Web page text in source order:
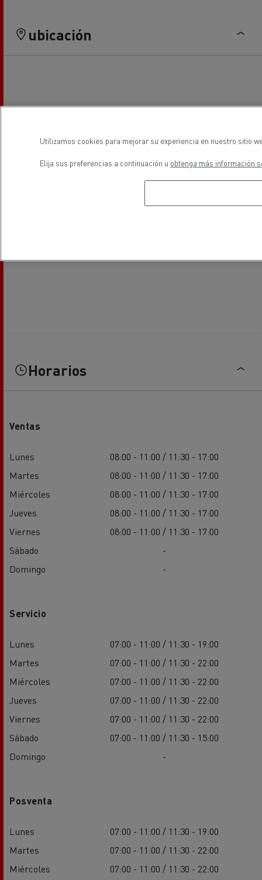
ubicación
Horarios
Ventas
Lunes
08:00 - 11:00 / 11:30 - 17:00
Martes
08:00 - 11:00 / 11:30 - 17:00
Miércoles
08:00 - 11:00 / 11:30 - 17:00
Jueves
08:00 - 11:00 / 11:30 - 17:00
Viernes
08:00 - 11:00 / 11:30 - 17:00
Sábado
-
Domingo
-
Servicio
Lunes
07:00 - 11:00 / 11:30 - 19:00
Martes
07:00 - 11:00 / 11:30 - 22:00
Miércoles
07:00 - 11:00 / 11:30 - 22:00
Jueves
07:00 - 11:00 / 11:30 - 22:00
Viernes
07:00 - 11:00 / 11:30 - 22:00
Sábado
07:00 - 11:00 / 11:30 - 15:00
Domingo
-
Posventa
Lunes
07:00 - 11:00 / 11:30 - 19:00
Martes
07:00 - 11:00 / 11:30 - 22:00
Miércoles
07:00 - 11:00 / 11:30 - 22:00
Utilizamos cookies para mejorar su experiencia en nuestro sitio
Elija sus preferencias a continuación u obtenga más información